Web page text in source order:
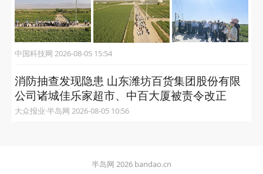
中国科技网 2026-08-05 15:54
消防抽查发现隐患 山东潍坊百货集团股份有限
公司诸城佳乐家超市、中百大厦被责令改正
大众报业·半岛网 2026-08-05 10:56
半岛网 2026 bandao.cn